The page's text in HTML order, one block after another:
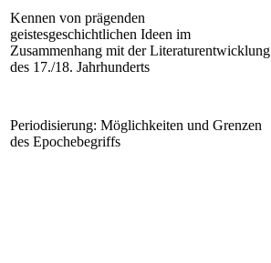
Kennen von prägenden
geistesgeschichtlichen Ideen im
Zusammenhang mit der Literaturentwicklung
des 17./18. Jahrhunderts
Periodisierung: Möglichkeiten und Grenzen
des Epochebegriffs